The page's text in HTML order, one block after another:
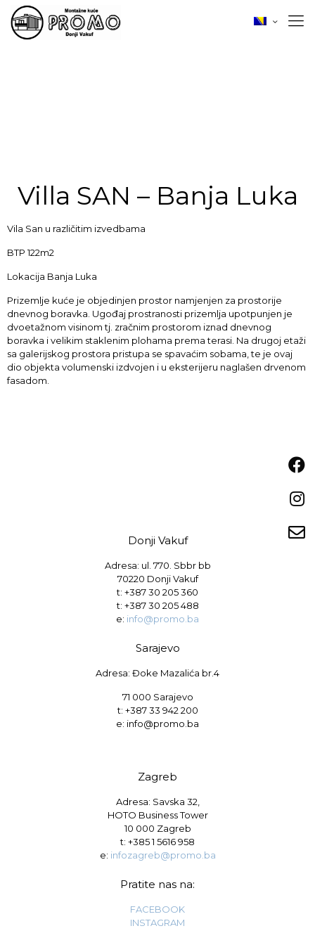
Villa SAN – Banja Luka
Vila San u različitim izvedbama
BTP 122m2
Lokacija Banja Luka
Prizemlje kuće je objedinjen prostor namjenjen za prostorije
dnevnog boravka. Ugođaj prostranosti prizemlja upotpunjen je
dvoetažnom visinom tj. zračnim prostorom iznad dnevnog
boravka i velikim staklenim plohama prema terasi. Na drugoj etaži
sa galerijskog prostora pristupa se spavaćim sobama, te je ovaj
dio objekta volumenski izdvojen i u eksterijeru naglašen drvenom
fasadom.
Donji Vakuf
Adresa: ul. 770. Sbbr bb
70220 Donji Vakuf
t: +387 30 205 360
t: +387 30 205 488
e: info@promo.ba
Sarajevo
Adresa: Đoke Mazalića br.4
71 000 Sarajevo
t: +387 33 942 200
e: info@promo.ba
Zagreb
Adresa: Savska 32,
HOTO Business Tower
10 000 Zagreb
t: +385 1 5616 958
e: infozagreb@promo.ba
Pratite nas na:
FACEBOOK
INSTAGRAM